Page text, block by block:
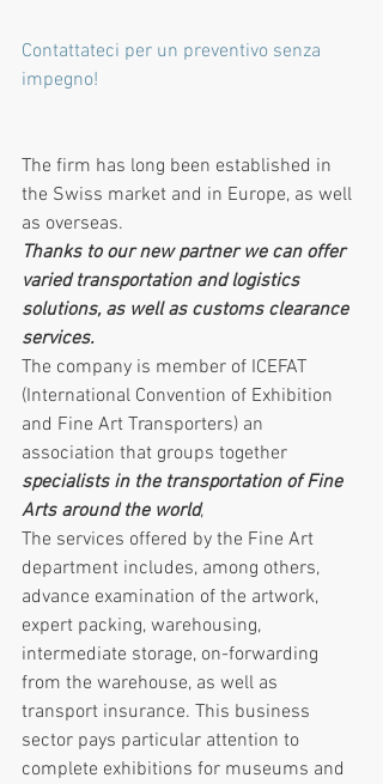
Contattateci per un preventivo senza
impegno!
The firm has long been established in
the Swiss market and in Europe, as well
as overseas.
Thanks to our new partner we can offer
varied transportation and logistics
solutions, as well as customs clearance
services.
The company is member of ICEFAT
(International Convention of Exhibition
and Fine Art Transporters) an
association that groups together
specialists in the transportation of Fine
Arts around the world,
The services offered by the Fine Art
department includes, among others,
advance examination of the artwork,
expert packing, warehousing,
intermediate storage, on-forwarding
from the warehouse, as well as
transport insurance. This business
sector pays particular attention to
complete exhibitions for museums and